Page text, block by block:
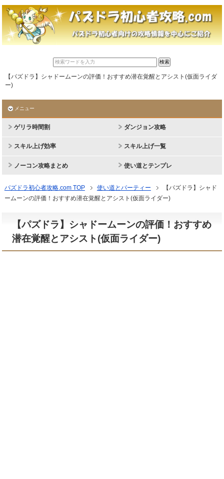
【パズドラ】シャドームーンの評価！おすすめ潜在覚醒とアシスト(仮面ライダ
ー)
メニュー
ゲリラ時間割 ダンジョン攻略
スキル上げ効率 スキル上げ一覧
ノーコン攻略まとめ 使い道とテンプレ
パズドラ初心者攻略.com TOP 使い道とパーティー
【パズドラ】シャド
ームーンの評価！おすすめ潜在覚醒とアシスト(仮面ライダー)
【パズドラ】シャドームーンの評価！おすすめ
潜在覚醒とアシスト(仮面ライダー)